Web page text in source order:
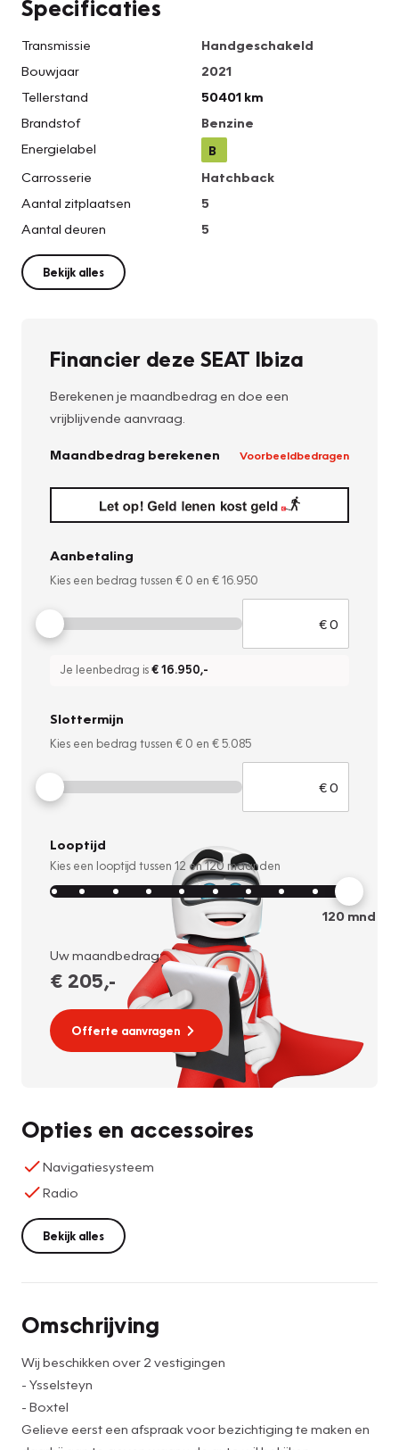
Specificaties
Transmissie
Handgeschakeld
Bouwjaar
2021
Tellerstand
50401 km
Brandstof
Benzine
Energielabel
B
Carrosserie
Hatchback
Aantal zitplaatsen
5
Aantal deuren
5
Bekijk alles
Financier deze SEAT Ibiza
Berekenen je maandbedrag en doe een
vrijblijvende aanvraag.
Maandbedrag berekenen Voorbeeldbedragen
Aanbetaling
Kies een bedrag tussen € 0 en € 16.950
Je leenbedrag is€ 16.950,-
Slottermijn
Kies een bedrag tussen € 0 en € 5.085
Looptijd
Kies een looptijd tussen 12 en120 maanden
120mnd
Uw maandbedrag:
€ 205,-
Offerte aanvragen
Opties en accessoires
Navigatiesysteem
Radio
Bekijk alles
Omschrijving
Wij beschikken over 2 vestigingen
- Ysselsteyn
- Boxtel
Gelieve eerst een afspraak voor bezichtiging te maken en